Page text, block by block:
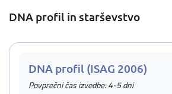
DNA profil in starševstvo
DNA profil (ISAG 2006)
Povprečni čas izvedbe: 4-5 dni